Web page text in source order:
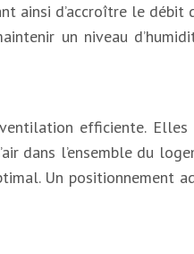
ainsi d’accroître le
un niveau
efficiente.
dans l’ensemble du
Un positionnement